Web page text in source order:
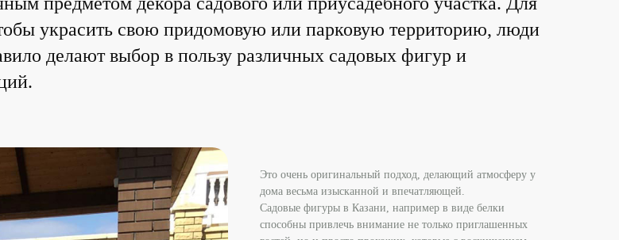
украсить свою придомовую или парковую территорию, люди
делают выбор в пользу различных садовых фигур и
Это очень оригинальный подход, делающий атмосферу у
дома весьма изысканной и впечатляющей.
Садовые фигуры в Казани, например в виде белки
способны привлечь внимание не только приглашенных